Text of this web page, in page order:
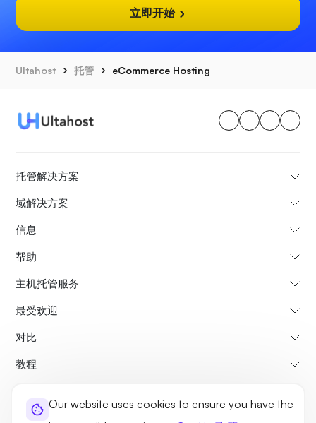
Our website uses cookies to ensure you have the
立即开始
Ultahost 托管 eCommerce Hosting
托管解决方案
域解决方案
信息
帮助
主机托管服务
最受欢迎
对比
教程
关于我们取消和退款政策条款和条件隐私政策法律事务站点地图